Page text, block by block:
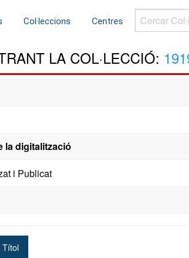
Col·leccions Centres
Cercar
Col·leccions...
LA COL·LECCIÓ:
la digitalització
i Publicat
Títol